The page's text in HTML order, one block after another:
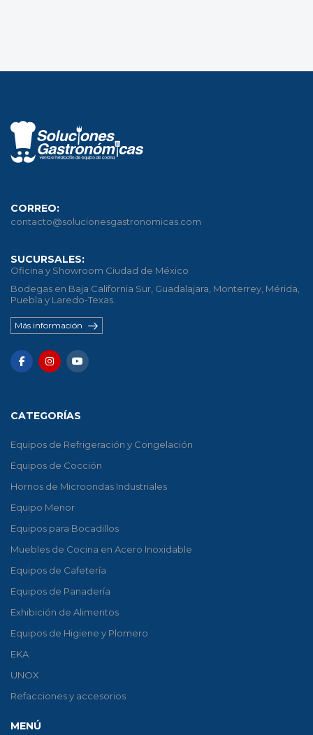
CORREO:
contacto@solucionesgastronomicas.com
SUCURSALES:
Oficina y Showroom Ciudad de México
Bodegas en Baja California Sur, Guadalajara, Monterrey, Mérida,
Puebla y Laredo-Texas.
Más información
CATEGORÍAS
Equipos de Refrigeración y Congelación
Equipos de Cocción
Hornos de Microondas Industriales
Equipo Menor
Equipos para Bocadillos
Muebles de Cocina en Acero Inoxidable
Equipos de Cafetería
Equipos de Panadería
Exhibición de Alimentos
Equipos de Higiene y Plomero
EKA
UNOX
Refacciones y accesorios
MENÚ